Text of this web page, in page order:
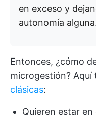
en exceso y
autonomía
Entonces, ¿cómo
microgestión? Aquí
clásicas:
Quieren estar